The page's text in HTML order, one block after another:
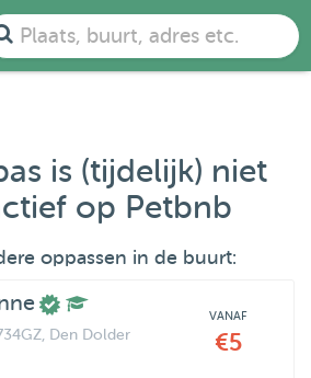
Plaats, buurt, adres etc.
is (tijdelijk) niet
op Petbnb
oppassen in de buurt:
, Den Dolder
VANAF
€5